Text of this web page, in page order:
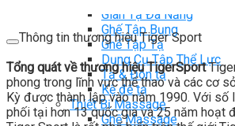
Giàn Tạ Đa Năng
Ghế Tập Bụng
Ghế Tập Tạ
Dụng Cụ Tập Thể Lực
Tạ & Đòn tạ
Kệ để tạ
Thiết Bị Massage
Ghế Massage
Thông tin thương hiệu Tiger Sport
Tổng quát về thương hiệu TigerSport
phong trong lĩnh vực thể thao và các cơ
Kỳ được thành lập vào năm 1990. Với số
phối tại hơn 13 quốc gia và 25 năm hoạt